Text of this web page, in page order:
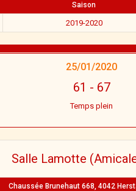
Saison
2019-2020
25/01/2020
61 - 67
Temps plein
Salle Lamotte
Chaussée Brunehaut 668, 4042